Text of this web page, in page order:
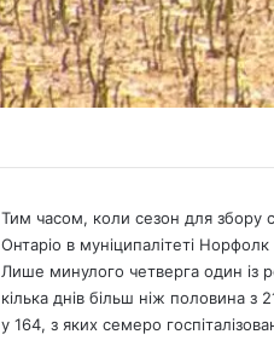
Тим часом, коли сезон для збору
Онтаріо в муніципалітеті
Лише минулого четверга один із
кілька днів більш ніж половина з
у 164, з яких семеро